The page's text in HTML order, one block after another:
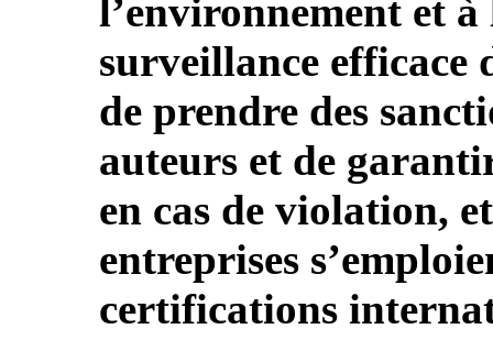
l’environnement et à
surveillance efficace
de prendre des
auteurs et de
en cas de violation,
entreprises
certifications